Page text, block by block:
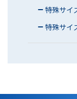
特殊サ
特殊サ